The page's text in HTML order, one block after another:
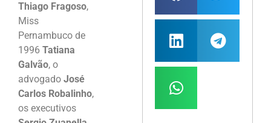
Thiago Fragoso,
Miss
Pernambuco de
1996 Tatiana
Galvão, o
advogado José
Carlos Robalinho,
os executivos